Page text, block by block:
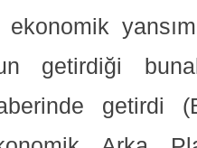
getirdiği
getirdi